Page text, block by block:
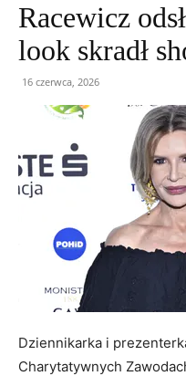
Racewicz
look skradł
16 czerwca, 2026
Dziennikarka i
Charytatywnych